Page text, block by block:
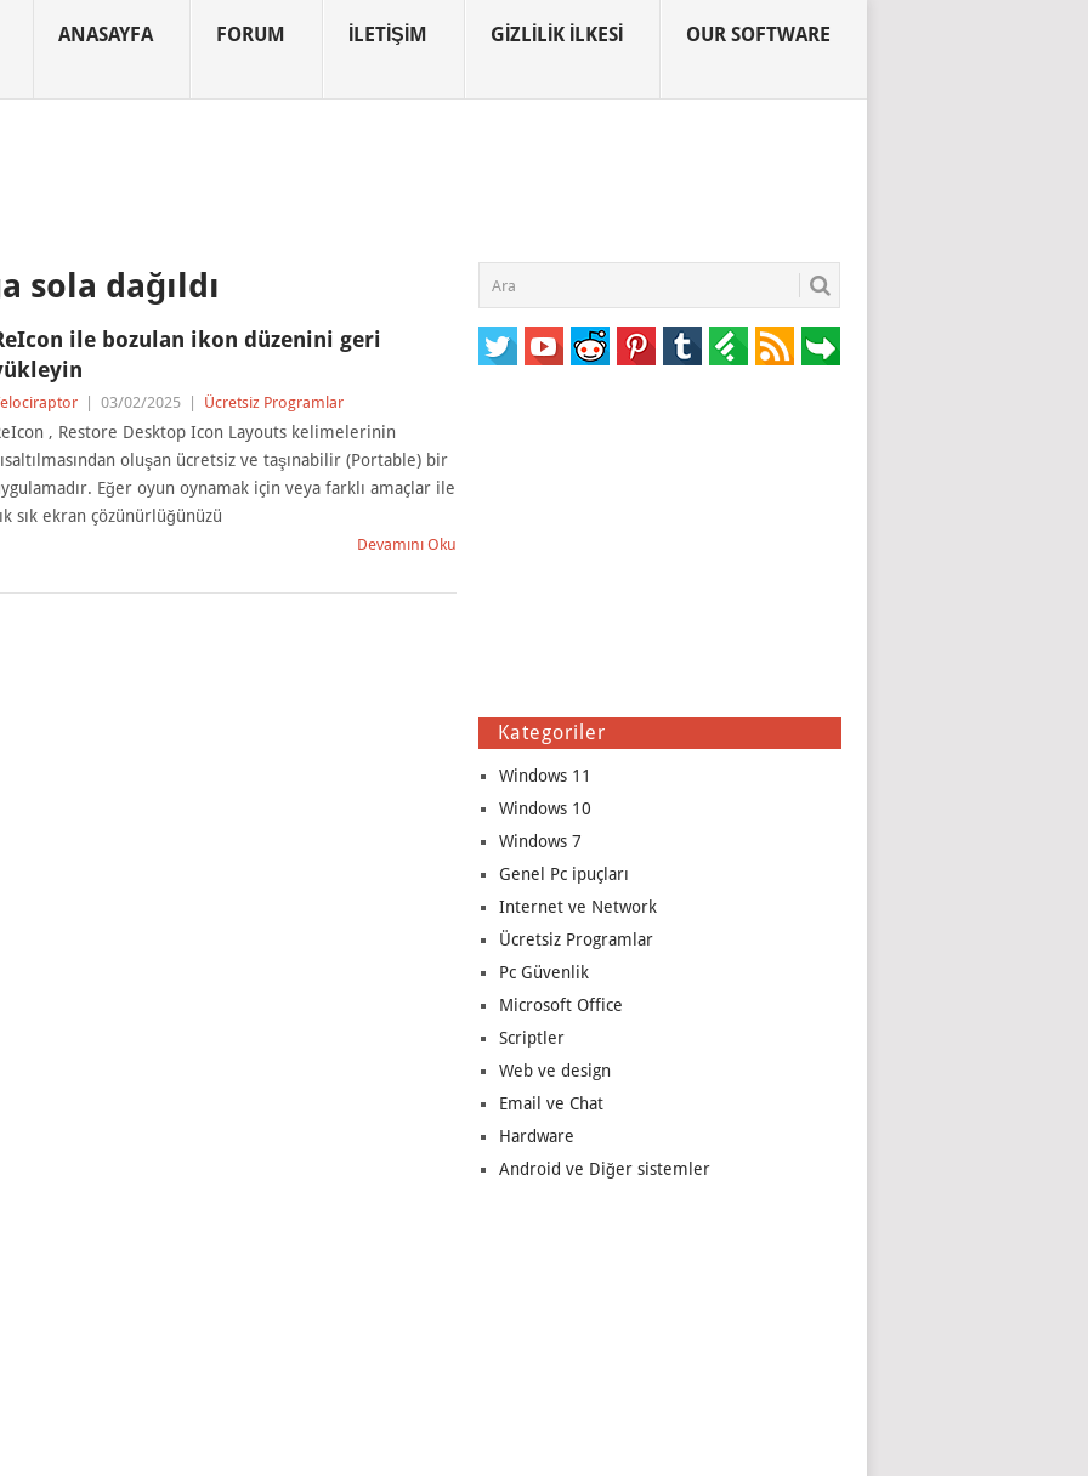
ANASAYFA FORUM İLETIŞIM GIZLILIK İLKESI OUR SOFTWARE
sola dağıldı
ile bozulan ikon düzenini geri
03/02/2025 Ücretsiz Programlar
, Restore Desktop Icon Layouts kelimelerinin
oluşan ücretsiz ve taşınabilir (Portable) bir
Eğer oyun oynamak için veya farklı amaçlar ile
sık ekran çözünürlüğünüzü
Devamını Oku
Kategoriler
Windows 11
Windows 10
Windows 7
Genel Pc ipuçları
Internet ve Network
Ücretsiz Programlar
Pc Güvenlik
Microsoft Office
Scriptler
Web ve design
Email ve Chat
Hardware
Android ve Diğer sistemler